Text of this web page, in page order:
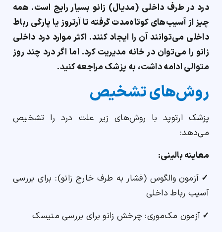
درد در طرف داخلی (مدیال) زانو بسیار رایج است. همه
چیز از آسیب‌های کوتاه‌مدت گرفته تا آرتروز یا پارگی رباط
داخلی می‌توانند آن را ایجاد کنند. اکثر موارد درد داخلی
زانو را می‌توان در خانه مدیریت کرد. اما اگر درد چند روز
متوالی ادامه داشت، به پزشک مراجعه کنید.
روش‌های تشخیص
پزشک ارتوپد با روش‌های زیر علت درد را تشخیص
می‌دهد:
معاینه بالینی:
✓ آزمون والگوس (فشار به طرف خارج زانو): برای بررسی
آسیب رباط داخلی
✓ آزمون مک‌موری: چرخش زانو برای بررسی منیسک